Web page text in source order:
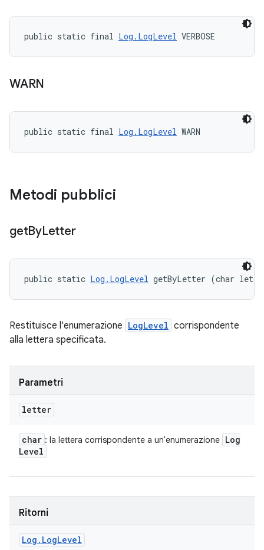
public static final Log.LogLevel VERBOSE
WARN
public static final Log.LogLevel WARN
Metodi pubblici
getByLetter
public static Log.LogLevel getByLetter (char
Restituisce l'enumerazione LogLevel corrispondente
alla lettera specificata.
Parametri
letter
char : la lettera corrispondente a un'enumerazione Log
Level
Ritorni
Log . LogLevel